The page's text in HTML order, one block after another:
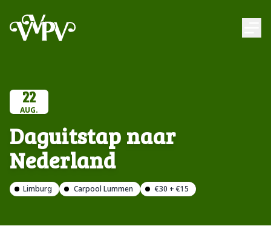
VVPV
22
AUG.
Daguitstap naar
Nederland
Limburg Carpool Lummen €30 + €15